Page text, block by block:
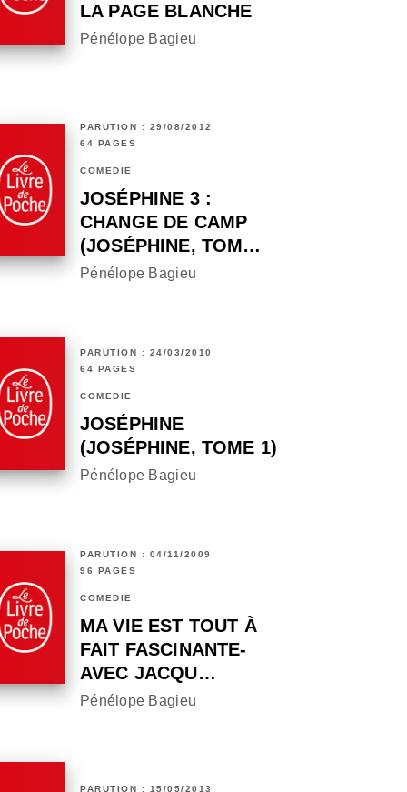
LA PAGE BLANCHE
Pénélope Bagieu
PARUTION : 29/08/2012
64 PAGES
COMÉDIE
JOSÉPHINE 3 :
CHANGE DE CAMP
(JOSÉPHINE, TOM…
Pénélope Bagieu
PARUTION : 24/03/2010
64 PAGES
COMÉDIE
JOSÉPHINE
(JOSÉPHINE, TOME 1)
Pénélope Bagieu
PARUTION : 04/11/2009
96 PAGES
COMÉDIE
MA VIE EST TOUT À
FAIT FASCINANTE-
AVEC JACQU…
Pénélope Bagieu
PARUTION : 15/05/2013